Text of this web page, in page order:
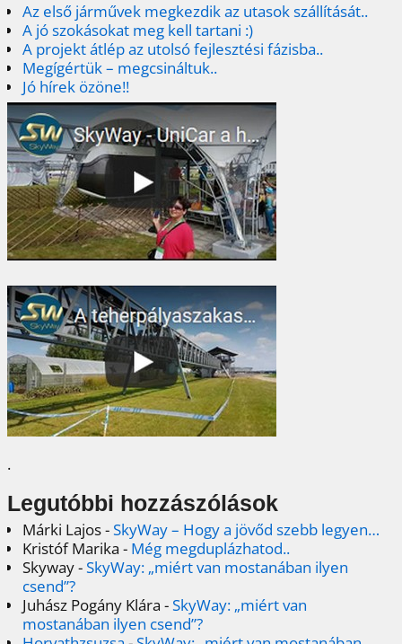
Az első járművek megkezdik az utasok szállítását..
A jó szokásokat meg kell tartani :)
A projekt átlép az utolsó fejlesztési fázisba..
Megígértük – megcsináltuk..
Jó hírek özöne!!
.
Legutóbbi hozzászólások
Márki Lajos-SkyWay – Hogy a jövőd szebb legyen…
Kristóf Marika - Még megduplázhatod..
Skyway-SkyWay: „miért van mostanában ilyen
csend”?
Juhász Pogány Klára -SkyWay: „miért van
mostanában ilyen csend”?